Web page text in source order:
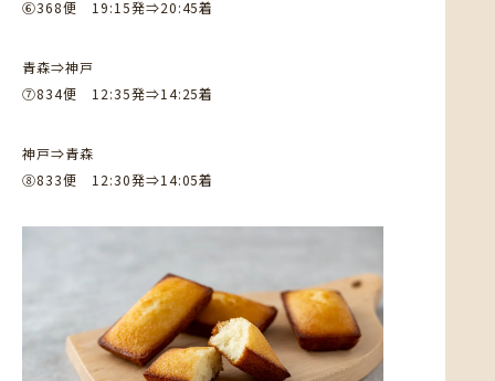
⑥368便 19:15発⇒20:45着
青森⇒神戸
⑦834便 12:35発⇒14:25着
神戸⇒青森
⑧833便 12:30発⇒14:05着